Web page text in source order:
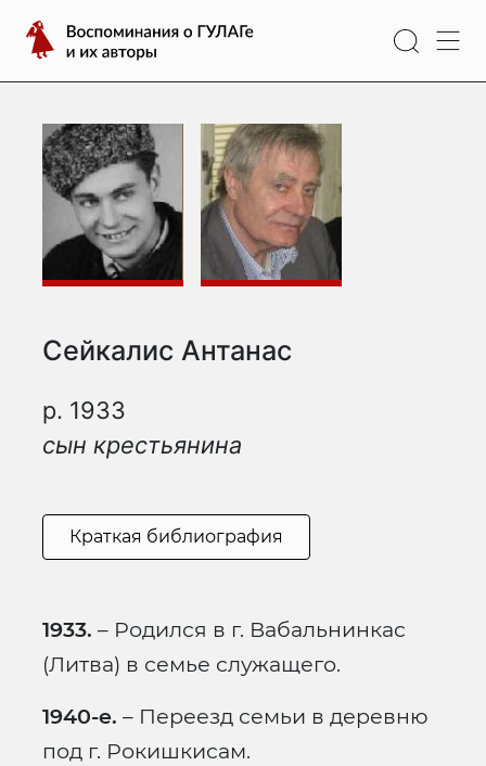
содержимому
Воспоминания
о
ГУЛАГе
авторы
Сейкалис Антанас
р. 1933
сын крестьянина
Краткая библиография
1933. – Родился в г. Вабальнинкас
(Литва) в семье служащего.
1940-е. – Переезд семьи в деревню
под г. Рокишкисам.